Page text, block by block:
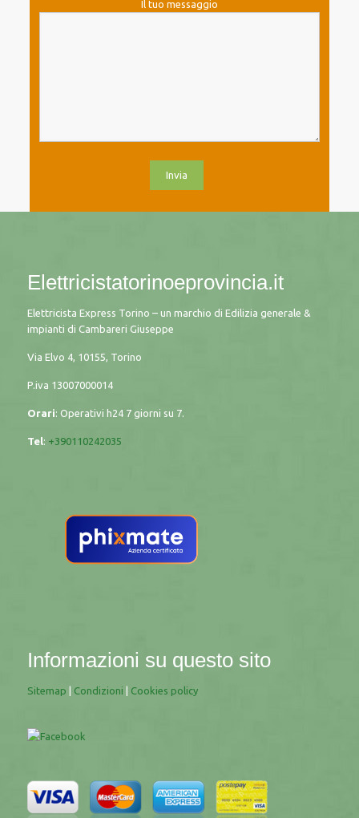
Il tuo messaggio
Elettricistatorinoeprovincia.it
Elettricista Express Torino – un marchio di Edilizia generale &
impianti di Cambareri Giuseppe
Via Elvo 4, 10155, Torino
P.iva 13007000014
Orari: Operativi h24 7 giorni su 7.
Tel: +390110242035
Informazioni su questo sito
Sitemap Condizioni Cookies policy